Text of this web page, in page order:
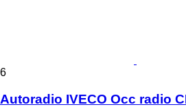
6
Autoradio IVECO Occ radio